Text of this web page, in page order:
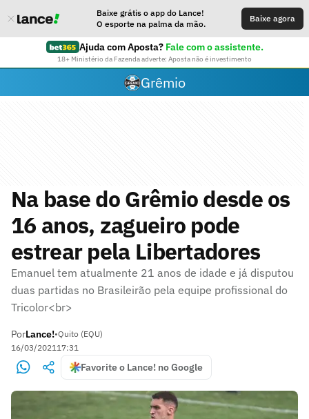
Baixe grátis o app do Lance!
O esporte na palma da mão.
Baixe agora
Ajuda com Aposta? Fale com o assistente.
18+ Ministério da Fazenda adverte: Aposta não é investimento
Grêmio
Na base do Grêmio desde os
16 anos, zagueiro pode
estrear pela Libertadores
Emanuel tem atualmente 21 anos de idade e já disputou
duas partidas no Brasileirão pela equipe profissional do
Tricolor<br>
PorLance!•Quito (EQU)
16/03/202117:31
Favorite o Lance! no Google